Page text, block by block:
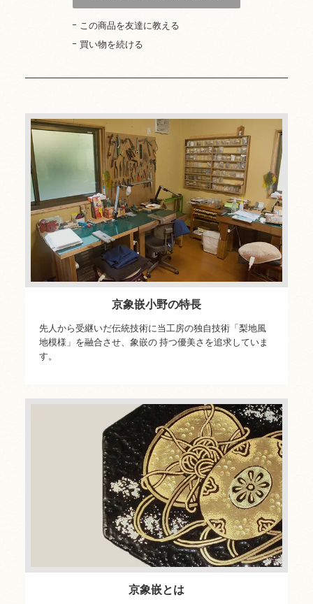
この商品を友達に教える
買い物を続ける
京象嵌小野の特長
先人から受継いだ伝統技術に当工房の独自技術「梨地風
地模様」を融合させ、象嵌の 持つ優美さを追求していま
す。
京象嵌とは